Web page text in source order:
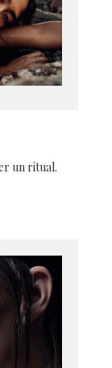
un ritual.